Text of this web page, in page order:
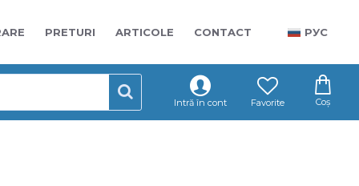
PRETURI ARTICOLE CONTACT РУС
Intră în cont Favorite Coș